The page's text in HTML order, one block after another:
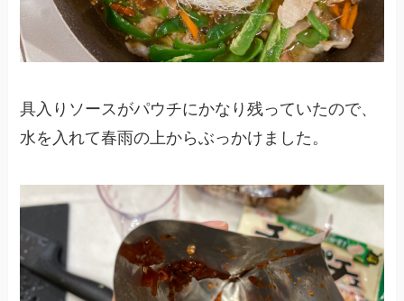
具入りソースがパウチにかなり残っていたので、
水を入れて春雨の上からぶっかけました。